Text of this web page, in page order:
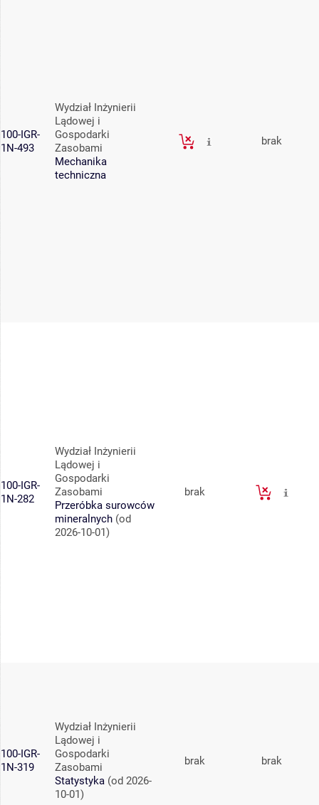
100-IGR-
1N-493
Wydział Inżynierii
Lądowej i
Gospodarki
Zasobami
Mechanika
techniczna
brak
100-IGR-
1N-282
Wydział Inżynierii
Lądowej i
Gospodarki
Zasobami
Przeróbka surowców
mineralnych (od
2026-10-01)
brak
100-IGR-
1N-319
Wydział Inżynierii
Lądowej i
Gospodarki
Zasobami
Statystyka (od 2026-
10-01)
brak brak